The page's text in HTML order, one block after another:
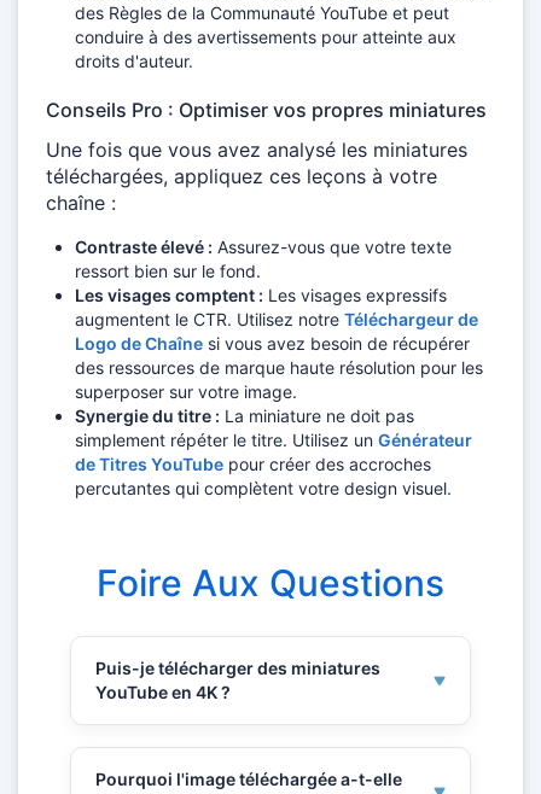
des Règles de la Communauté YouTube et peut
conduire à des avertissements pour atteinte aux
droits d'auteur.
Conseils Pro : Optimiser vos propres miniatures
Une fois que vous avez analysé les miniatures
téléchargées, appliquez ces leçons à votre
chaîne :
Contraste élevé : Assurez-vous que votre texte
ressort bien sur le fond.
Les visages comptent : Les visages expressifs
augmentent le CTR. Utilisez notre Téléchargeur de
Logo de Chaîne si vous avez besoin de récupérer
des ressources de marque haute résolution pour les
superposer sur votre image.
Synergie du titre : La miniature ne doit pas
simplement répéter le titre. Utilisez un Générateur
de Titres YouTube pour créer des accroches
percutantes qui complètent votre design visuel.
Foire Aux Questions
Puis-je télécharger des miniatures
YouTube en 4K ?
Généralement, l'API de YouTube plafonne les
miniatures à 1280x720 (HD). Même si une
Pourquoi l'image téléchargée a-t-elle